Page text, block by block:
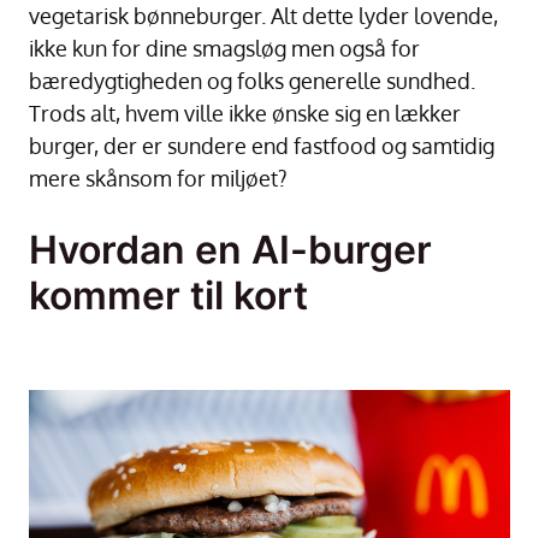
vegetarisk bønneburger. Alt dette lyder lovende,
ikke kun for dine smagsløg men også for
bæredygtigheden og folks generelle sundhed.
Trods alt, hvem ville ikke ønske sig en lækker
burger, der er sundere end fastfood og samtidig
mere skånsom for miljøet?
Hvordan en AI-burger
kommer til kort